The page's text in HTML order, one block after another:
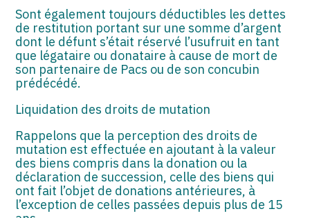
Sont également toujours déductibles les dettes
de restitution portant sur une somme d’argent
dont le défunt s’était réservé l’usufruit en tant
que légataire ou donataire à cause de mort de
son partenaire de Pacs ou de son concubin
prédécédé.
Liquidation des droits de mutation
Rappelons que la perception des droits de
mutation est effectuée en ajoutant à la valeur
des biens compris dans la donation ou la
déclaration de succession, celle des biens qui
ont fait l’objet de donations antérieures, à
l’exception de celles passées depuis plus de 15